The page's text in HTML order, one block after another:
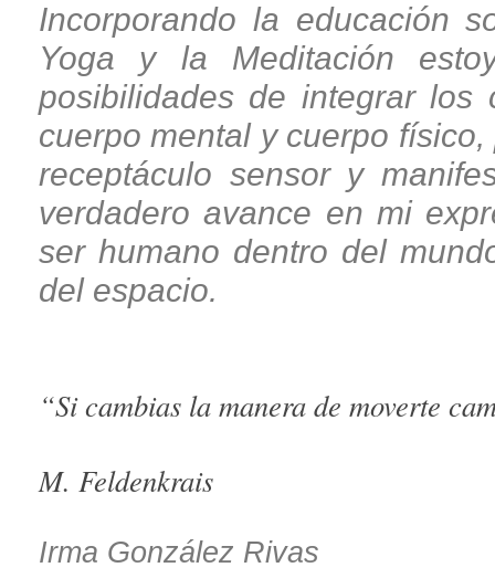
Incorporando la educación
Yoga y la Meditación
posibilidades de integrar los
cuerpo mental y cuerpo
receptáculo sensor y
verdadero avance en mi
ser humano dentro del
del espacio.
“Si cambias la manera de moverte
M. Feldenkrais
Irma González Rivas